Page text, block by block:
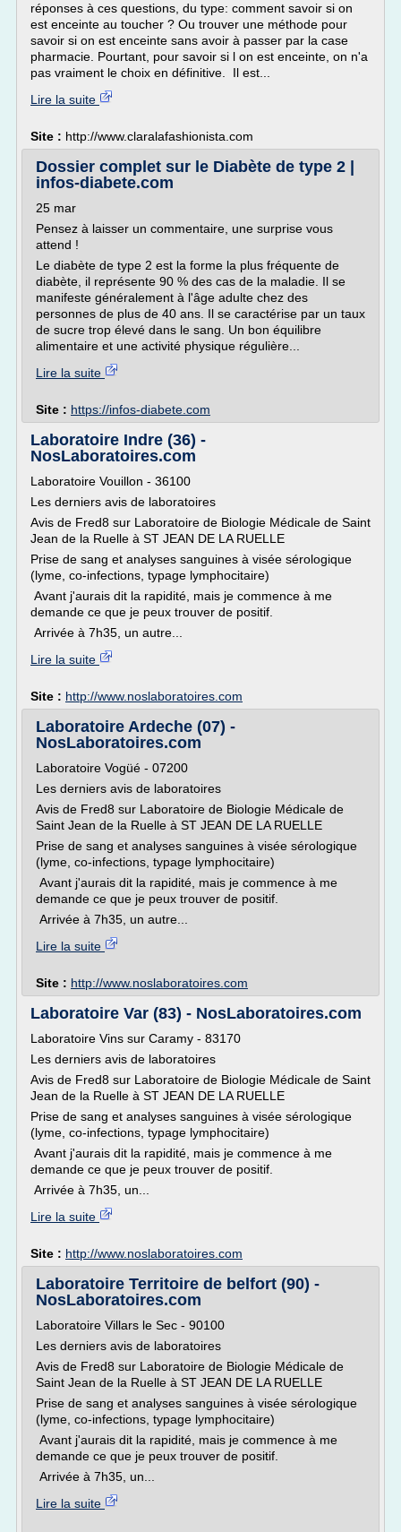
réponses à ces questions, du type: comment savoir si on
est enceinte au toucher ? Ou trouver une méthode pour
savoir si on est enceinte sans avoir à passer par la case
pharmacie. Pourtant, pour savoir si l on est enceinte, on n'a
pas vraiment le choix en définitive. Il est...
Lire la suite
Site : http://www.claralafashionista.com
Dossier complet sur le Diabète de type 2 |
infos-diabete.com
25 mar
Pensez à laisser un commentaire, une surprise vous
attend !
Le diabète de type 2 est la forme la plus fréquente de
diabète, il représente 90 % des cas de la maladie. Il se
manifeste généralement à l'âge adulte chez des
personnes de plus de 40 ans. Il se caractérise par un taux
de sucre trop élevé dans le sang. Un bon équilibre
alimentaire et une activité physique régulière...
Lire la suite
Site : https://infos-diabete.com
Laboratoire Indre (36) -
NosLaboratoires.com
Laboratoire Vouillon - 36100
Les derniers avis de laboratoires
Avis de Fred8 sur Laboratoire de Biologie Médicale de Saint
Jean de la Ruelle à ST JEAN DE LA RUELLE
Prise de sang et analyses sanguines à visée sérologique
(lyme, co-infections, typage lymphocitaire)
Avant j'aurais dit la rapidité, mais je commence à me
demande ce que je peux trouver de positif.
Arrivée à 7h35, un autre...
Lire la suite
Site : http://www.noslaboratoires.com
Laboratoire Ardeche (07) -
NosLaboratoires.com
Laboratoire Vogüé - 07200
Les derniers avis de laboratoires
Avis de Fred8 sur Laboratoire de Biologie Médicale de
Saint Jean de la Ruelle à ST JEAN DE LA RUELLE
Prise de sang et analyses sanguines à visée sérologique
(lyme, co-infections, typage lymphocitaire)
Avant j'aurais dit la rapidité, mais je commence à me
demande ce que je peux trouver de positif.
Arrivée à 7h35, un autre...
Lire la suite
Site : http://www.noslaboratoires.com
Laboratoire Var (83) - NosLaboratoires.com
Laboratoire Vins sur Caramy - 83170
Les derniers avis de laboratoires
Avis de Fred8 sur Laboratoire de Biologie Médicale de Saint
Jean de la Ruelle à ST JEAN DE LA RUELLE
Prise de sang et analyses sanguines à visée sérologique
(lyme, co-infections, typage lymphocitaire)
Avant j'aurais dit la rapidité, mais je commence à me
demande ce que je peux trouver de positif.
Arrivée à 7h35, un...
Lire la suite
Site : http://www.noslaboratoires.com
Laboratoire Territoire de belfort (90) -
NosLaboratoires.com
Laboratoire Villars le Sec - 90100
Les derniers avis de laboratoires
Avis de Fred8 sur Laboratoire de Biologie Médicale de
Saint Jean de la Ruelle à ST JEAN DE LA RUELLE
Prise de sang et analyses sanguines à visée sérologique
(lyme, co-infections, typage lymphocitaire)
Avant j'aurais dit la rapidité, mais je commence à me
demande ce que je peux trouver de positif.
Arrivée à 7h35, un...
Lire la suite